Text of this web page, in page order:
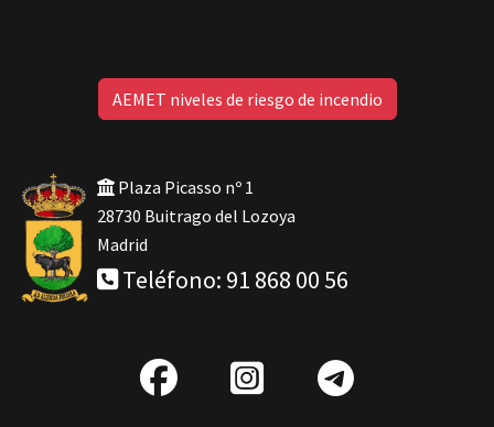
AEMET niveles de riesgo de incendio
Plaza Picasso nº 1
28730 Buitrago del Lozoya
Madrid
Teléfono: 91 868 00 56
fab
IG